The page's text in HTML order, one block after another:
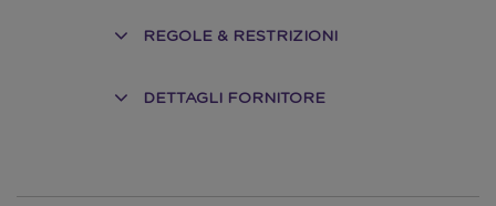
REGOLE & RESTRIZIONI
DETTAGLI FORNITORE